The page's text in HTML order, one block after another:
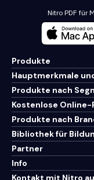
Nitro PDF für
Produkte
Hauptmerkmale
Produkte nach
Kostenlose Online-
Produkte nach
Bibliothek für
Partner
Info
Kontakt mit Nitro